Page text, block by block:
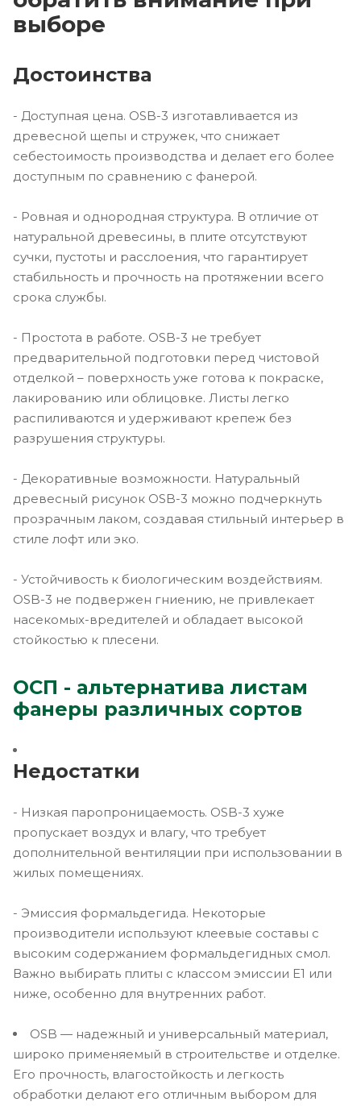
выборе
Достоинства
- Доступная цена. OSB-3 изготавливается из
древесной щепы и стружек, что снижает
себестоимость производства и делает его более
доступным по сравнению с фанерой.
- Ровная и однородная структура. В отличие от
натуральной древесины, в плите отсутствуют
сучки, пустоты и расслоения, что гарантирует
стабильность и прочность на протяжении всего
срока службы.
- Простота в работе. OSB-3 не требует
предварительной подготовки перед чистовой
отделкой – поверхность уже готова к покраске,
лакированию или облицовке. Листы легко
распиливаются и удерживают крепеж без
разрушения структуры.
- Декоративные возможности. Натуральный
древесный рисунок OSB-3 можно подчеркнуть
прозрачным лаком, создавая стильный интерьер в
стиле лофт или эко.
- Устойчивость к биологическим воздействиям.
OSB-3 не подвержен гниению, не привлекает
насекомых-вредителей и обладает высокой
стойкостью к плесени.
ОСП - альтернатива листам
фанеры различных сортов
Недостатки
- Низкая паропроницаемость. OSB-3 хуже
пропускает воздух и влагу, что требует
дополнительной вентиляции при использовании в
жилых помещениях.
- Эмиссия формальдегида. Некоторые
производители используют клеевые составы с
высоким содержанием формальдегидных смол.
Важно выбирать плиты с классом эмиссии E1 или
ниже, особенно для внутренних работ.
OSB — надежный и универсальный материал,
широко применяемый в строительстве и отделке.
Его прочность, влагостойкость и легкость
обработки делают его отличным выбором для